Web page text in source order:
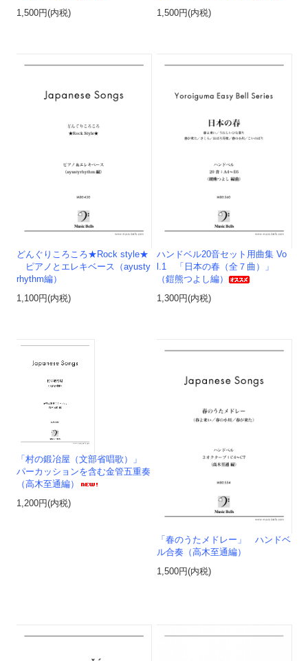
1,500円(内税)
1,500円(内税)
どんぐりころころ★Rock style★
ピアノとエレキベース（ayusty
rhythm編）
1,100円(内税)
ハンドベル20音セット用曲集 Vo
l.1 「日本の春（全７曲）」
（鎧熊つよし編）
1,300円(内税)
「村の鍛冶屋（文部省唱歌）」
パーカッションを含む金管五重奏
（高木至通編）
1,200円(内税)
「春のうたメドレー」 ハンドベ
ル合奏（高木至通編）
1,500円(内税)